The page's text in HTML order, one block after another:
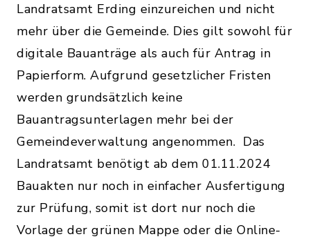
Landratsamt Erding einzureichen und nicht
mehr über die Gemeinde. Dies gilt sowohl für
digitale Bauanträge als auch für Antrag in
Papierform. Aufgrund gesetzlicher Fristen
werden grundsätzlich keine
Bauantragsunterlagen mehr bei der
Gemeindeverwaltung angenommen. Das
Landratsamt benötigt ab dem 01.11.2024
Bauakten nur noch in einfacher Ausfertigung
zur Prüfung, somit ist dort nur noch die
Vorlage der grünen Mappe oder die Online-